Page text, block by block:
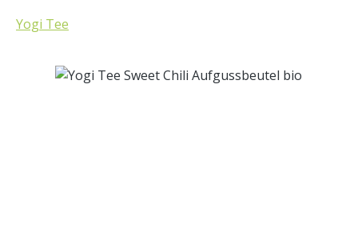
Yogi Tee
Bildergalerie überspringen